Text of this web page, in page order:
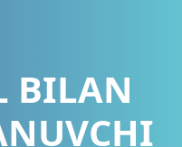
BILAN